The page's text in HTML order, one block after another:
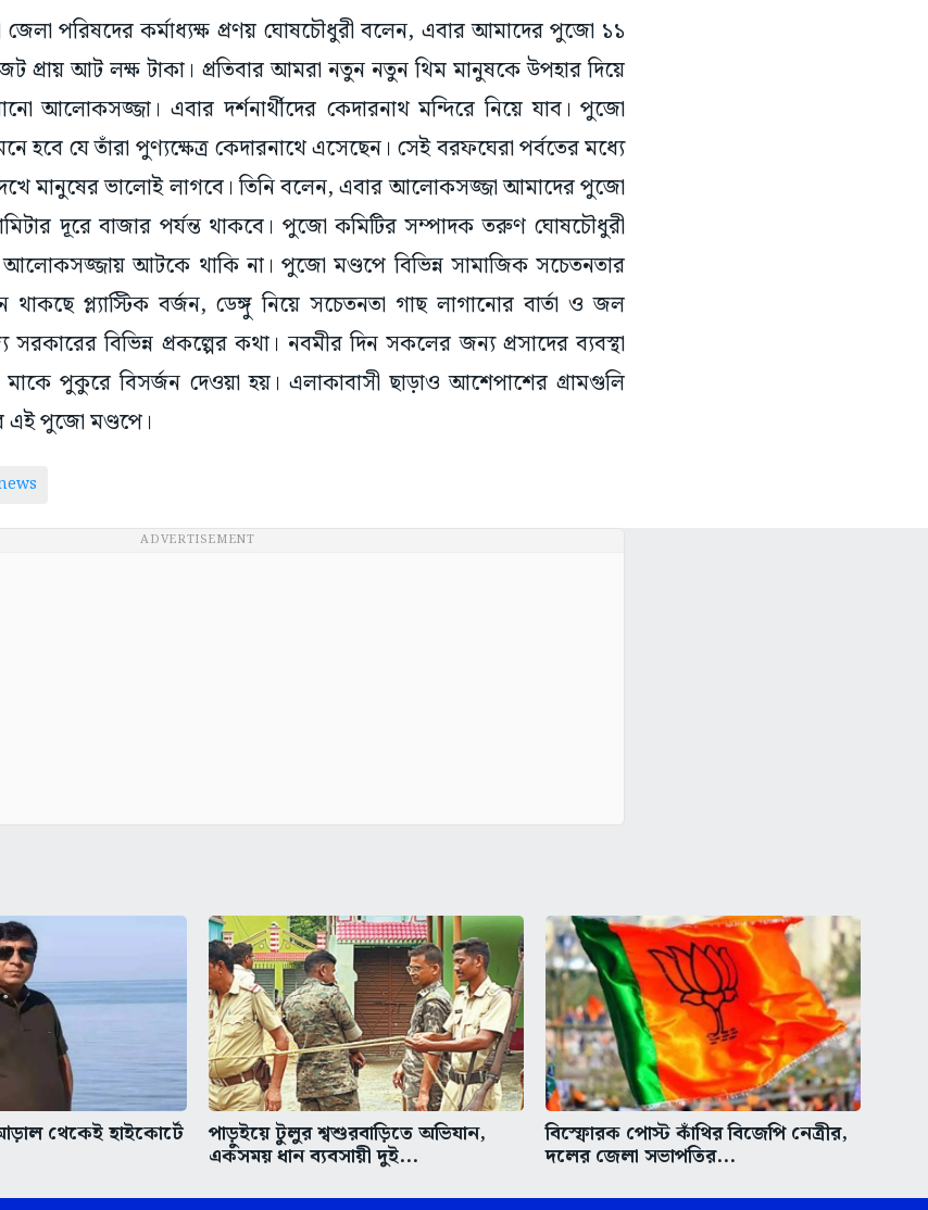
পরিষদের কর্মাধ্যক্ষ প্রণয় ঘোষচৌধুরী বলেন, এবার আমাদের পুজো ১১
প্রায় আট লক্ষ টাকা। প্রতিবার আমরা নতুন নতুন থিম মানুষকে উপহার দিয়ে
আলোকসজ্জা। এবার দর্শনার্থীদের কেদারনাথ মন্দিরে নিয়ে যাব। পুজো
হবে যে তাঁরা পুণ্যক্ষেত্র কেদারনাথে এসেছেন। সেই বরফঘেরা পর্বতের মধ্যে
মানুষের ভালোই লাগবে। তিনি বলেন, এবার আলোকসজ্জা আমাদের পুজো
দূরে বাজার পর্যন্ত থাকবে। পুজো কমিটির সম্পাদক তরুণ ঘোষচৌধুরী
আটকে থাকি না। পুজো মণ্ডপে বিভিন্ন সামাজিক সচেতনতার
থাকছে প্ল্যাস্টিক বর্জন, ডেঙ্গু নিয়ে সচেতনতা গাছ লাগানোর বার্তা ও জল
সরকারের বিভিন্ন প্রকল্পের কথা। নবমীর দিন সকলের জন্য প্রসাদের ব্যবস্থা
মাকে পুকুরে বিসর্জন দেওয়া হয়। এলাকাবাসী ছাড়াও আশেপাশের গ্রামগুলি
পুজো মণ্ডপে।
ADVERTISEMENT
থেকেই হাইকোর্টে পাড়ুইয়ে টুলুর শ্বশুরবাড়িতে অভিযান,
একসময় ধান ব্যবসায়ী দুই...
বিস্ফোরক পোস্ট কাঁথির বিজেপি নেত্রীর,
দলের জেলা সভাপতির...